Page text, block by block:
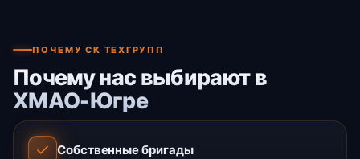
ПОЧЕМУ СК ТЕХГРУПП
Почему нас выбирают в
ХМАО-Югре
Собственные бригады